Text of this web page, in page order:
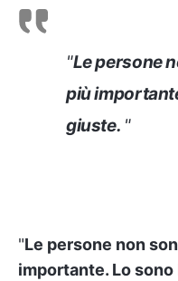
"Le persone
più
giuste. "
"Le persone non
importante. Lo